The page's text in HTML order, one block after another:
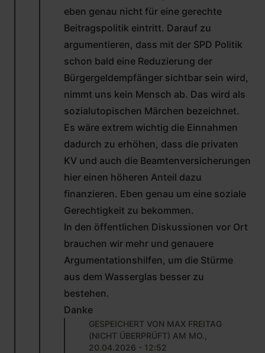
eben genau nicht für eine gerechte
Beitragspolitik eintritt. Darauf zu
argumentieren, dass mit der SPD Politik
schon bald eine Reduzierung der
Bürgergeldempfänger sichtbar sein wird,
nimmt uns kein Mensch ab. Das wird als
sozialutopischen Märchen bezeichnet.
Es wäre extrem wichtig die Einnahmen
dadurch zu erhöhen, dass die privaten
KV und auch die Beamtenversicherungen
hier einen höheren Anteil dazu
finanzieren. Eben genau um eine soziale
Gerechtigkeit zu bekommen.
In den öffentlichen Diskussionen vor Ort
brauchen wir mehr und genauere
Argumentationshilfen, um die Stürme
aus dem Wasserglas besser zu
bestehen.
Danke
GESPEICHERT VON MAX FREITAG
(NICHT ÜBERPRÜFT) AM MO.,
20.04.2026 - 12:52